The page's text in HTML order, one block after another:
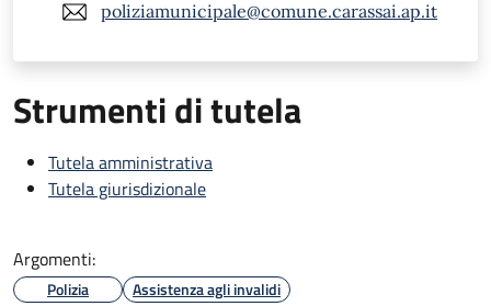
poliziamunicipale@comune.carassai.ap.it
Strumenti di tutela
Tutela amministrativa
Tutela giurisdizionale
Argomenti:
Polizia Assistenza agli invalidi